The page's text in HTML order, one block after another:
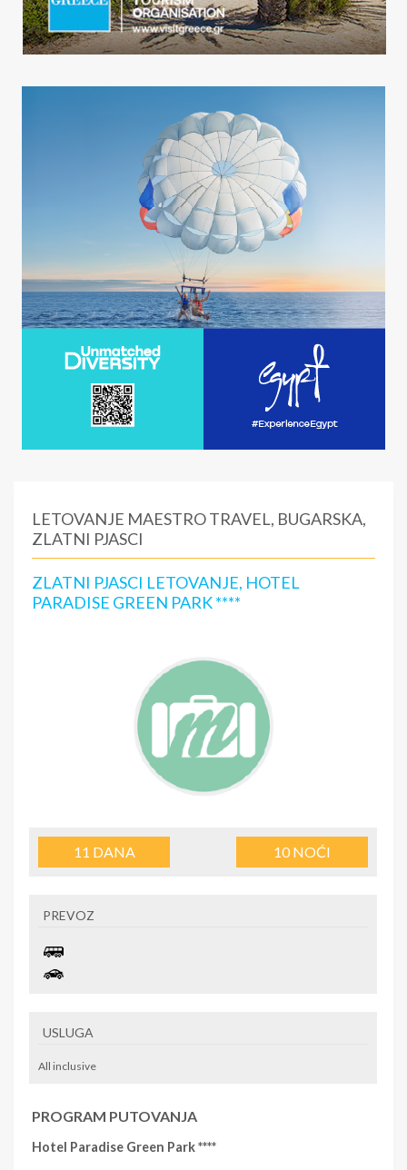
LETOVANJE MAESTRO TRAVEL, BUGARSKA,
ZLATNI PJASCI
ZLATNI PJASCI LETOVANJE, HOTEL
PARADISE GREEN PARK ****
11 DANA 10NOĆI
PREVOZ
USLUGA
All inclusive
PROGRAM PUTOVANJA
Hotel Paradise Green Park ****